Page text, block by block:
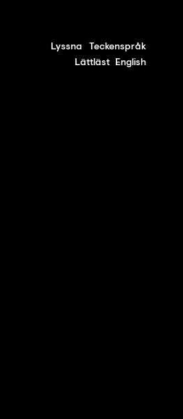
Lyssna
Teckenspråk
Lättläst
English